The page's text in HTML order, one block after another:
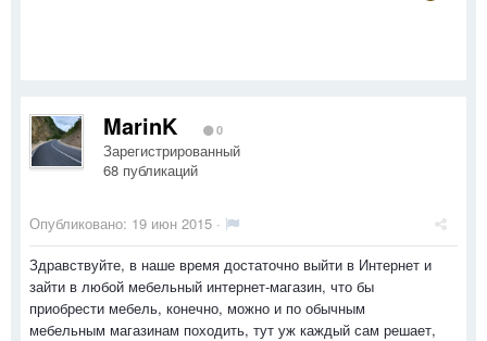
MarinK 0
Зарегистрированный
68 публикаций
Опубликовано: 19 июн 2015 ·
Здравствуйте, в наше время достаточно выйти в Интернет и
зайти в любой мебельный интернет-магазин, что бы
приобрести мебель, конечно, можно и по обычным
мебельным магазинам походить, тут уж каждый сам решает,